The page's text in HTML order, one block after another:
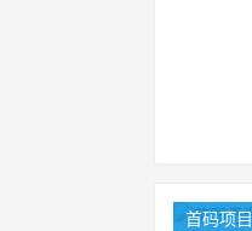
首码项目